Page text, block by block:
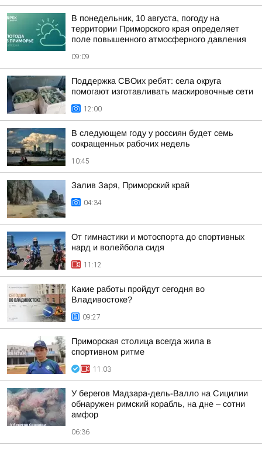
В понедельник, 10 августа, погоду на
территории Приморского края определяет
поле повышенного атмосферного давления
09:09
Поддержка СВОих ребят: села округа
помогают изготавливать маскировочные сети
12:00
В следующем году у россиян будет семь
сокращенных рабочих недель
10:45
Залив Заря, Приморский край
04:34
От гимнастики и мотоспорта до спортивных
нард и волейбола сидя
11:12
Какие работы пройдут сегодня во
Владивостоке?
09:27
Приморская столица всегда жила в
спортивном ритме
11:03
У берегов Мадзара-дель-Валло на Сицилии
обнаружен римский корабль, на дне – сотни
амфор
06:36